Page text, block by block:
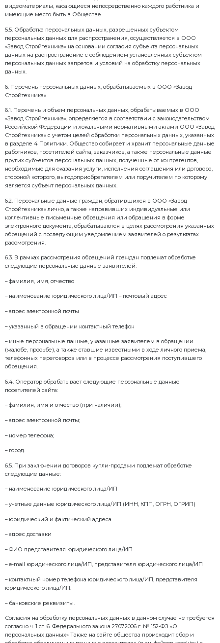
– при обработке персональных данных
персональных данных, их достаточность, а в
актуальность по отношению к целям обработки
ООО «Завод Стройтехника» принимаются
обеспечивается их принятие по удалению или
неточных персональных данных;
– хранение персональных данных
определить субъекта персональных данных, не
цели обработки персональных данных, если срок
данных не установлен федеральным законом,
выгодоприобретателем или поручителем, по
персональных данных;
– обрабатываемые персональные данные
обезличиваются по достижении целей обработки
необходимости в достижении этих целей, если
федеральным законом; истечению срока действия
персональных данных или отзыв согласия
данных, а также выявление неправомерной
данных.
4.3. Персональные данные обрабатываются в ООО
целях:
– обеспечения соблюдения Конституции
законодательных и иных нормативных правовых
Федерации, локальных нормативных актов ООО
– осуществления прав и законных интересов ООО
иными локальными нормативными актами ООО
– выполнения договорных соглашений с
обязательств Общества по заключенным
– установления с субъектом персональных данных
включая заключение договоров, оказание услуг,
заявок;
юридического сопровождения хозяйственной
выдачу и учет доверенностей, взаимодействие с
актуальности и достоверности сведений и
прав и законных интересов Общества, включая
должной осмотрительности и иных проверок